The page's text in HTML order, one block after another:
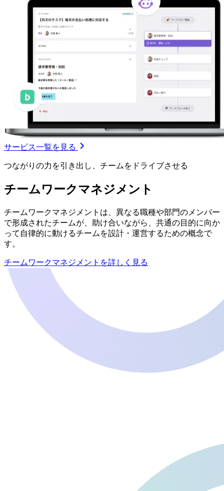
サービス一覧を見る
つながりの力を引き出し、チームをドライブさせる
チームワークマネジメント
チームワークマネジメントは、異なる職種や部門のメンバー
で形成されたチームが、助け合いながら、共通の目的に向か
って自律的に動けるチームを設計・運営するための概念で
す。
チームワークマネジメントを詳しく見る